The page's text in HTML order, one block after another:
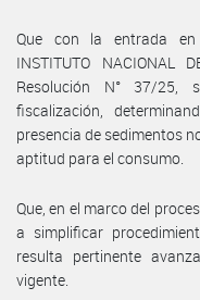
Que con la entrada en
INSTITUTO NACIONAL
Resolución N° 37/25,
fiscalización,
presencia de sedimentos
aptitud para el consumo.
Que, en el marco del
a simplificar
resulta pertinente
vigente.